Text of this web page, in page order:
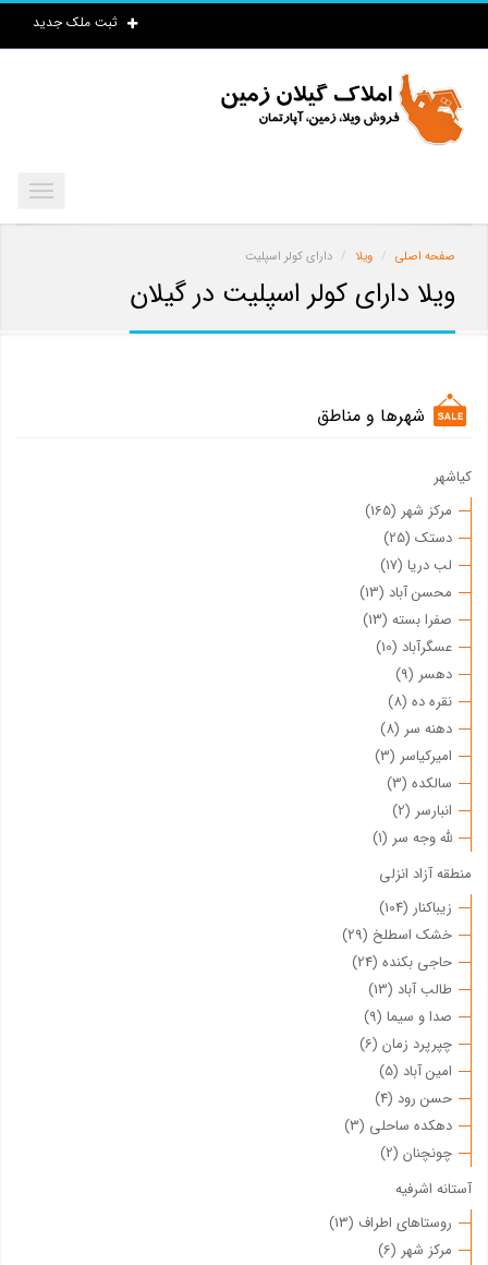
ثبت ملک جدید
صفحه اصلی ویلا دارای کولر اسپلیت
ویلا دارای کولر اسپلیت در گیلان
شهرها و مناطق
کیاشهر
مرکز شهر (165)
دستک (25)
لب دریا (17)
محسن آباد (13)
صفرا بسته (13)
عسگرآباد (10)
دهسر (9)
نقره ده (8)
دهنه سر (8)
امیرکیاسر (3)
سالکده (3)
انبارسر (2)
لله وجه سر (1)
منطقه آزاد انزلی
زیباکنار (104)
خشک اسطلخ (29)
حاجی بکنده (24)
طالب آباد (13)
صدا و سیما (9)
چپرپرد زمان (6)
امین آباد (5)
حسن رود (4)
دهکده ساحلی (3)
چونچنان (2)
آستانه اشرفیه
روستاهای اطراف (13)
مرکز شهر (6)